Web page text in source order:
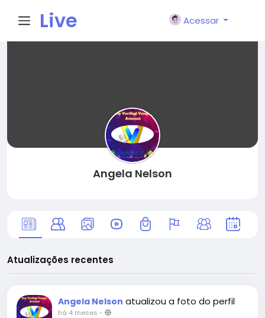
Live
Acessar
Angela Nelson
Atualizações recentes
Angela Nelson atualizou a foto do perfil
há 4 meses -